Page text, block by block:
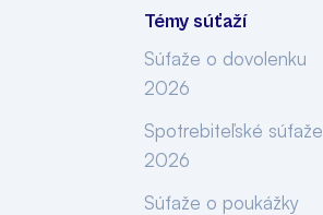
Témy súťaží
Súťaže o dovolenku
2026
Spotrebiteľské súťaže
2026
Súťaže o poukážky